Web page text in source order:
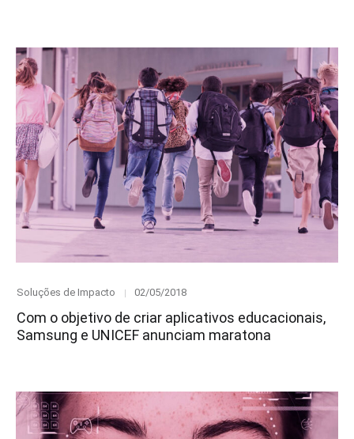
Category
Soluções de Impacto
Posted
02/05/2018
Com o objetivo de criar aplicativos educacionais,
Samsung e UNICEF anunciam maratona